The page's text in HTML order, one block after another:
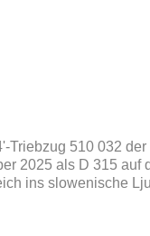
Triebzug 510 032
2025 als D 315 auf
ins slowenische